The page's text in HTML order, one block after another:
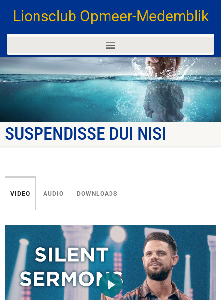
Lionsclub Opmeer-Medemblik
SUSPENDISSE DUI NISI
VIDEO
PLAY
AUDIO DOWNLOADS